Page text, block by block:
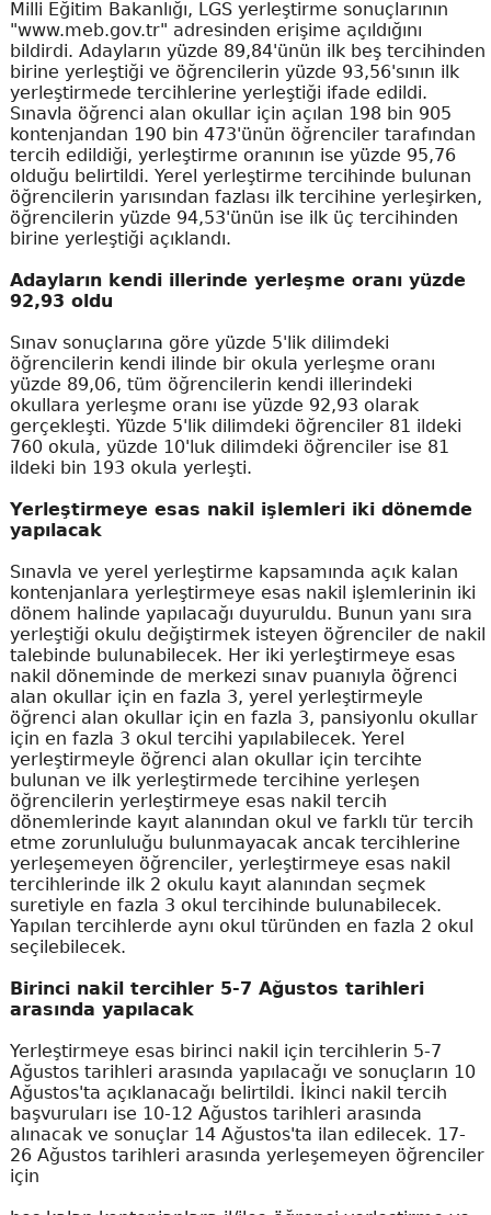
Milli Eğitim Bakanlığı, LGS yerleştirme sonuçlarının
"www.meb.gov.tr" adresinden erişime açıldığını
bildirdi. Adayların yüzde 89,84'ünün ilk beş tercihinden
birine yerleştiği ve öğrencilerin yüzde 93,56'sının ilk
yerleştirmede tercihlerine yerleştiği ifade edildi.
Sınavla öğrenci alan okullar için açılan 198 bin 905
kontenjandan 190 bin 473'ünün öğrenciler tarafından
tercih edildiği, yerleştirme oranının ise yüzde 95,76
olduğu belirtildi. Yerel yerleştirme tercihinde bulunan
öğrencilerin yarısından fazlası ilk tercihine yerleşirken,
öğrencilerin yüzde 94,53'ünün ise ilk üç tercihinden
birine yerleştiği açıklandı.
Adayların kendi illerinde yerleşme oranı yüzde
92,93 oldu
Sınav sonuçlarına göre yüzde 5'lik dilimdeki
öğrencilerin kendi ilinde bir okula yerleşme oranı
yüzde 89,06, tüm öğrencilerin kendi illerindeki
okullara yerleşme oranı ise yüzde 92,93 olarak
gerçekleşti. Yüzde 5'lik dilimdeki öğrenciler 81 ildeki
760 okula, yüzde 10'luk dilimdeki öğrenciler ise 81
ildeki bin 193 okula yerleşti.
Yerleştirmeye esas nakil işlemleri iki dönemde
yapılacak
Sınavla ve yerel yerleştirme kapsamında açık kalan
kontenjanlara yerleştirmeye esas nakil işlemlerinin iki
dönem halinde yapılacağı duyuruldu. Bunun yanı sıra
yerleştiği okulu değiştirmek isteyen öğrenciler de nakil
talebinde bulunabilecek. Her iki yerleştirmeye esas
nakil döneminde de merkezi sınav puanıyla öğrenci
alan okullar için en fazla 3, yerel yerleştirmeyle
öğrenci alan okullar için en fazla 3, pansiyonlu okullar
için en fazla 3 okul tercihi yapılabilecek. Yerel
yerleştirmeyle öğrenci alan okullar için tercihte
bulunan ve ilk yerleştirmede tercihine yerleşen
öğrencilerin yerleştirmeye esas nakil tercih
dönemlerinde kayıt alanından okul ve farklı tür tercih
etme zorunluluğu bulunmayacak ancak tercihlerine
yerleşemeyen öğrenciler, yerleştirmeye esas nakil
tercihlerinde ilk 2 okulu kayıt alanından seçmek
suretiyle en fazla 3 okul tercihinde bulunabilecek.
Yapılan tercihlerde aynı okul türünden en fazla 2 okul
seçilebilecek.
Birinci nakil tercihler 5-7 Ağustos tarihleri
arasında yapılacak
Yerleştirmeye esas birinci nakil için tercihlerin 5-7
Ağustos tarihleri arasında yapılacağı ve sonuçların 10
Ağustos'ta açıklanacağı belirtildi. İkinci nakil tercih
başvuruları ise 10-12 Ağustos tarihleri arasında
alınacak ve sonuçlar 14 Ağustos'ta ilan edilecek. 17-
26 Ağustos tarihleri arasında yerleşemeyen öğrenciler
için